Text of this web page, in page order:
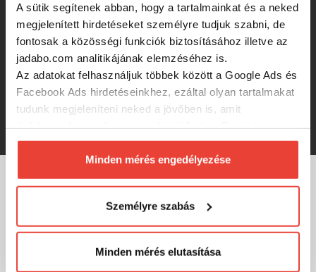
A sütik segítenek abban, hogy a tartalmainkat és a neked
megjelenített hirdetéseket személyre tudjuk szabni, de
fontosak a közösségi funkciók biztosításához illetve az
jadabo.com analitikájának elemzéséhez is.
Az adatokat felhasználjuk többek között a Google Ads és
Facebook Ads hirdetéseinkhez, ezáltal olyan tartalmakat
tudunk megjeleníteni neked a jövőben is, amit
biztosításához arra kérünk, hogy engedd meg
számunkra minden mérés használatát.
Természetesensoha semmilyen formában nem fogunk
megváltoztathatod a döntésed ezzel kapcsolatban.
Előre is köszönjük!
Minden mérés engedélyezése
Személyre szabás
Minden mérés elutasítása
13 490 Ft
Carp Expert Intruder Szék
MÁRKÁINK